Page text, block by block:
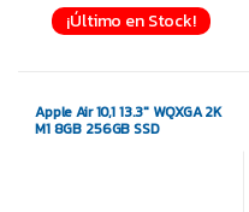
¡Último en Stock!
Apple Air 10,1 13.3″ WQXGA 2K
M1 8GB 256GB SSD